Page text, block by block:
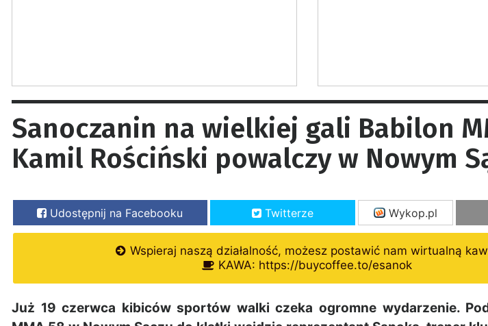
Sanoczanin na wielkiej gali Babilon
Kamil Rościński powalczy w Nowym
Udostępnij na Facebooku Twitterze Wykop.pl
Wspieraj naszą działalność, możesz postawić nam wirtualną
KAWA: https://buycoffee.to/esanok
Już 19 czerwca kibiców sportów walki czeka ogromne wydarzenie.